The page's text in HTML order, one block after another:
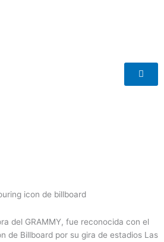
icon de billboard
del GRAMMY, fue reconocida con el
de Billboard por su gira de estadios Las